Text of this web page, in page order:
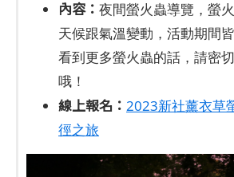
內容： 夜間螢火蟲導覽，螢
天候跟氣溫變動，活動期間
看到更多螢火蟲的話，請密
哦！
線上報名： 2023新社薰衣草
徑之旅